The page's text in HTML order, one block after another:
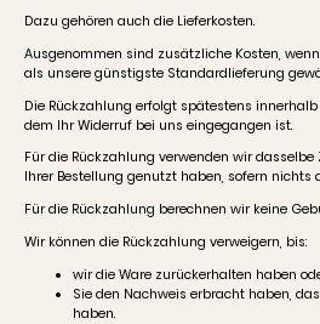
Dazu gehören auch die Lieferkosten.
Ausgenommen sind zusätzliche Kosten,
als unsere günstigste Standardlieferung
Die Rückzahlung erfolgt spätestens innerhalb
dem Ihr Widerruf bei uns eingegangen ist.
Für die Rückzahlung verwenden wir
Ihrer Bestellung genutzt haben, sofern nichts
Für die Rückzahlung berechnen wir keine
Wir können die Rückzahlung verweigern, bis:
wir die Ware zurückerhalten haben
Sie den Nachweis erbracht haben,
haben.